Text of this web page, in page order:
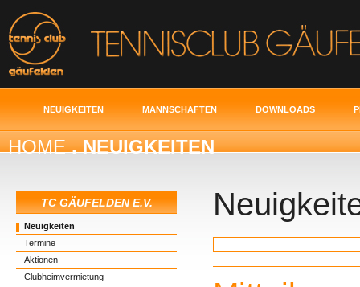
NEUIGKEITEN MANNSCHAFTEN DOWNLOADS
HOME. NEUIGKEITEN
TC GÄUFELDEN E.V.
Neuigkeiten
Termine
Aktionen
Clubheimvermietung